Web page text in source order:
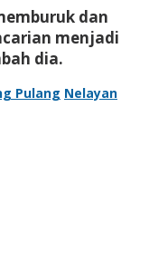
dan
menjadi
dia.
Pulang Nelayan